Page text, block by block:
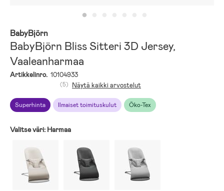
BabyBjörn
BabyBjörn Bliss Sitteri 3D Jersey,
Vaaleanharmaa
Artikkelinro. 10104933
Superhinta Ilmaiset toimituskulut Öko-Tex
(5) Näytä kaikki arvostelut
Valitse väri: Harmaa